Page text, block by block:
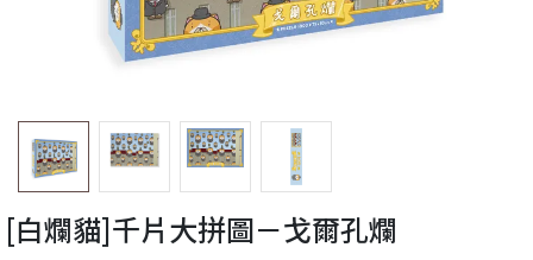
[白爛貓]千片大拼圖－戈爾孔爛